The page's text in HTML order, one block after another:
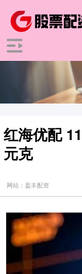
红海优配
元克
网站：盈丰配资